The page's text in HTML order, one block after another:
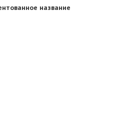
название